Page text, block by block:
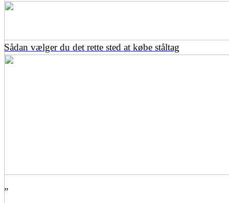
Sådan vælger du det rette sted at købe ståltag
”